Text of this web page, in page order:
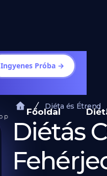
Ingyenes Próba →
Főoldal
Diéta és Étrend
Diétás